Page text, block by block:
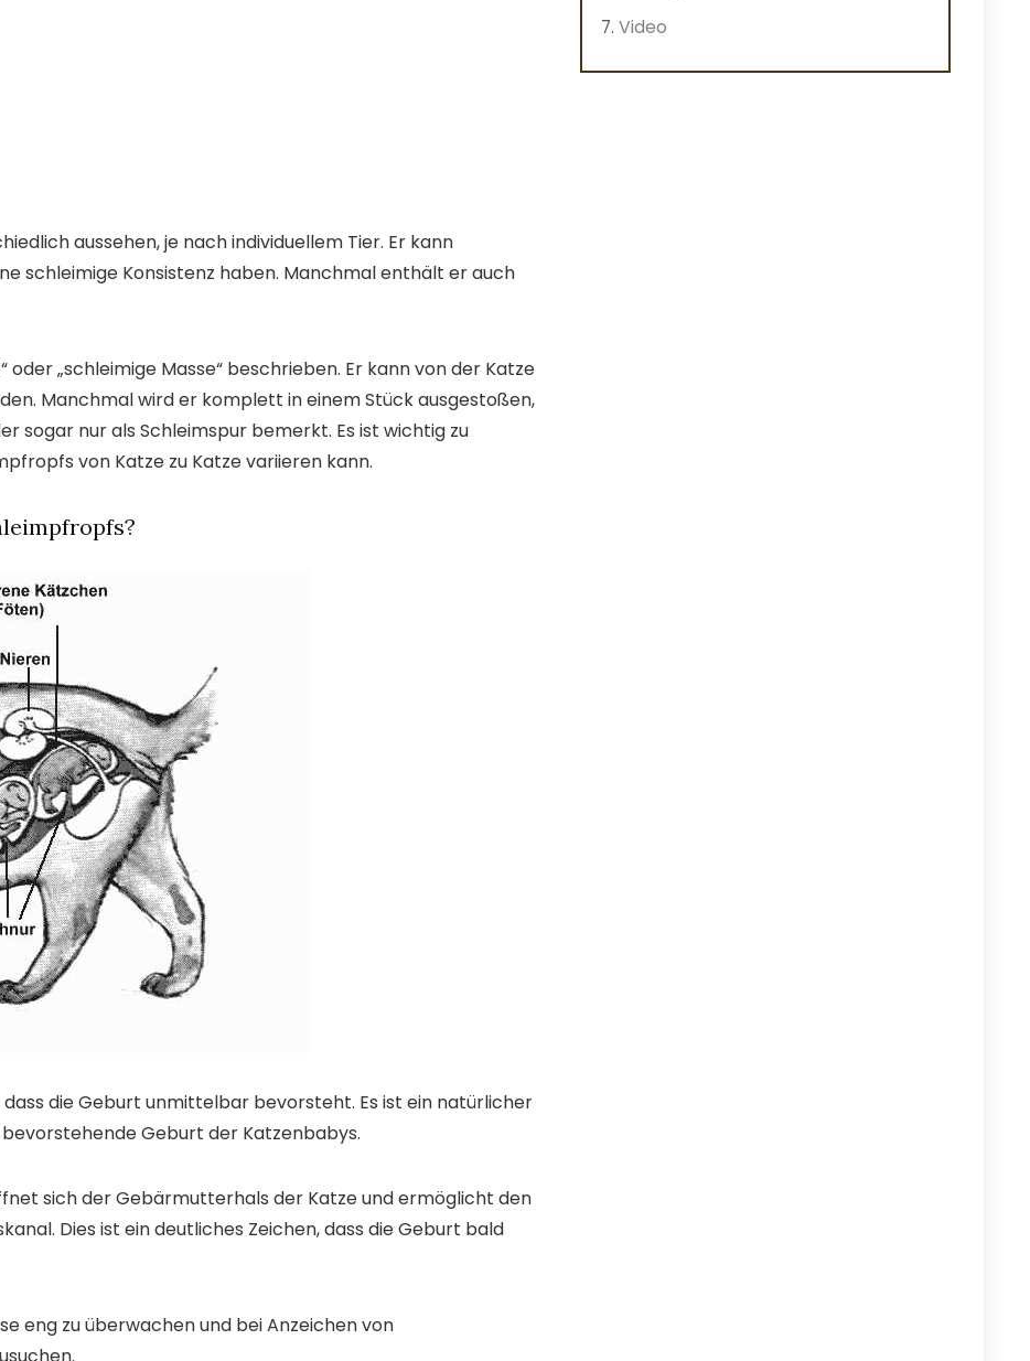
aussehen, je nach individuellem Tier. Er kann
schleimige Konsistenz haben. Manchmal enthält er auch
„schleimige Masse“ beschrieben. Er kann von der Katze
Manchmal wird er komplett in einem Stück ausgestoßen,
sogar nur als Schleimspur bemerkt. Es ist wichtig zu
von Katze zu Katze variieren kann.
die Geburt unmittelbar bevorsteht. Es ist ein natürlicher
Geburt der Katzenbabys.
sich der Gebärmutterhals der Katze und ermöglicht den
Dies ist ein deutliches Zeichen, dass die Geburt bald
eng zu überwachen und bei Anzeichen von
Video